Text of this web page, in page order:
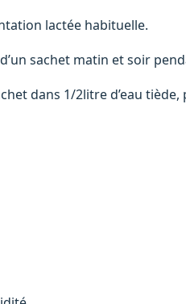
lactée habituelle.
sachet matin et soir
dans 1/2litre d’eau